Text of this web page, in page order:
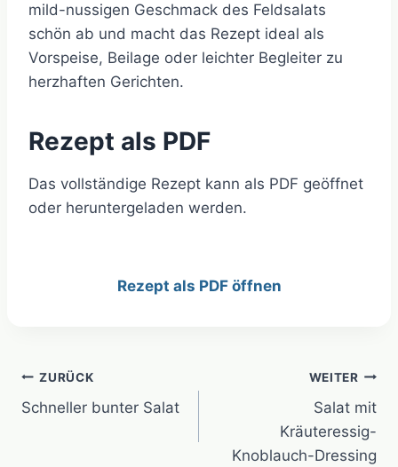
mild-nussigen Geschmack des Feldsalats
schön ab und macht das Rezept ideal als
Vorspeise, Beilage oder leichter Begleiter zu
herzhaften Gerichten.
Rezept als PDF
Das vollständige Rezept kann als PDF geöffnet
oder heruntergeladen werden.
Rezept als PDF öffnen
Beitragsnavigation
ZURÜCK
Schneller bunter Salat
WEITER
Salat mit
Kräuteressig-
Knoblauch-Dressing